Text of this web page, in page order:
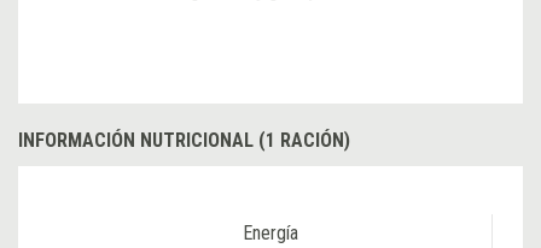
INFORMACIÓN NUTRICIONAL (1 RACIÓN)
Energía